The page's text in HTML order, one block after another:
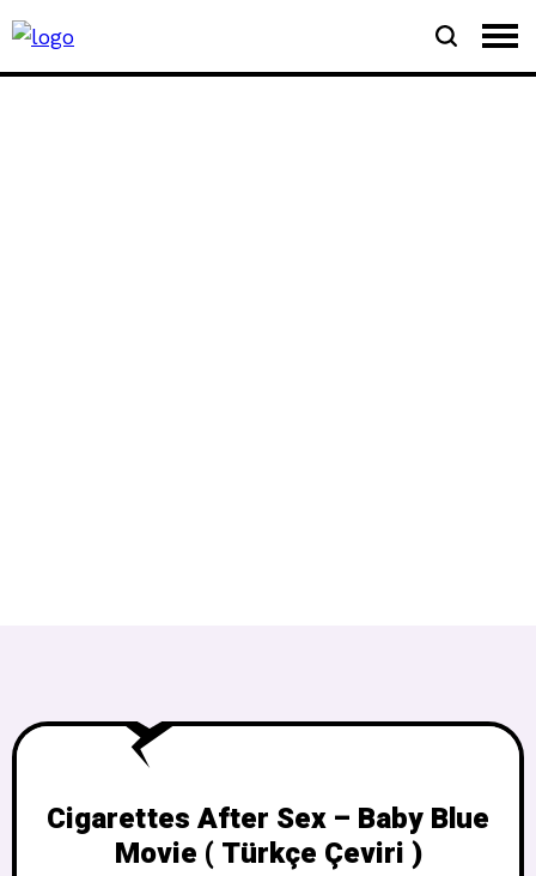
Cigarettes After Sex – Baby Blue
Movie ( Türkçe Çeviri )